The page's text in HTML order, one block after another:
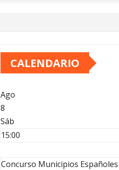
CALENDARIO
Ago
8
Sáb
15:00
Concurso Municipios Españoles